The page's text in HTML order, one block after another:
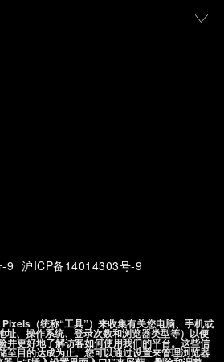
沪ICP备14014303号-9
沪公网安备
（统称“工具”）来收集有关您电脑、手机或
址、操作系统、登录次数和浏览器类型等）以便
并更好地了解访客如何使用我们的平台。这些信
至目的达成为止。您可以通过设置来管理浏览器